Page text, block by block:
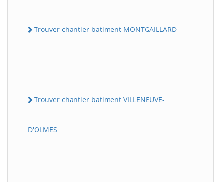
Trouver chantier batiment MONTGAILLARD
Trouver chantier batiment VILLENEUVE-
D'OLMES